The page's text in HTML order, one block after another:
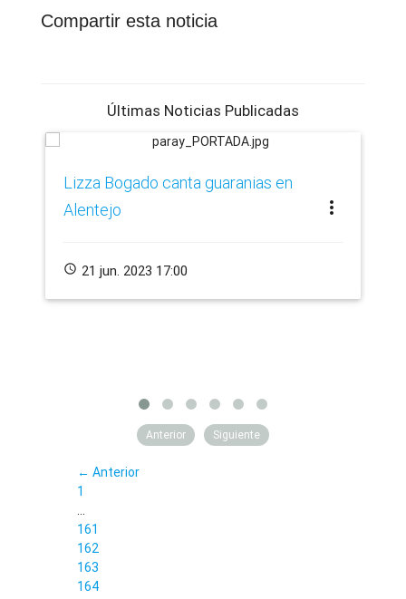
Compartir esta noticia
Últimas Noticias Publicadas
Lizza Bogado canta guaranias en
Alentejo
more_vert
schedule 21 jun. 2023 17:00
Anterior Siguiente
← Anterior
1
…
161
162
163
164